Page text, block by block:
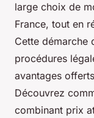
large choix de
France, tout en
Cette démarche
procédures
avantages
Découvrez
combinant prix